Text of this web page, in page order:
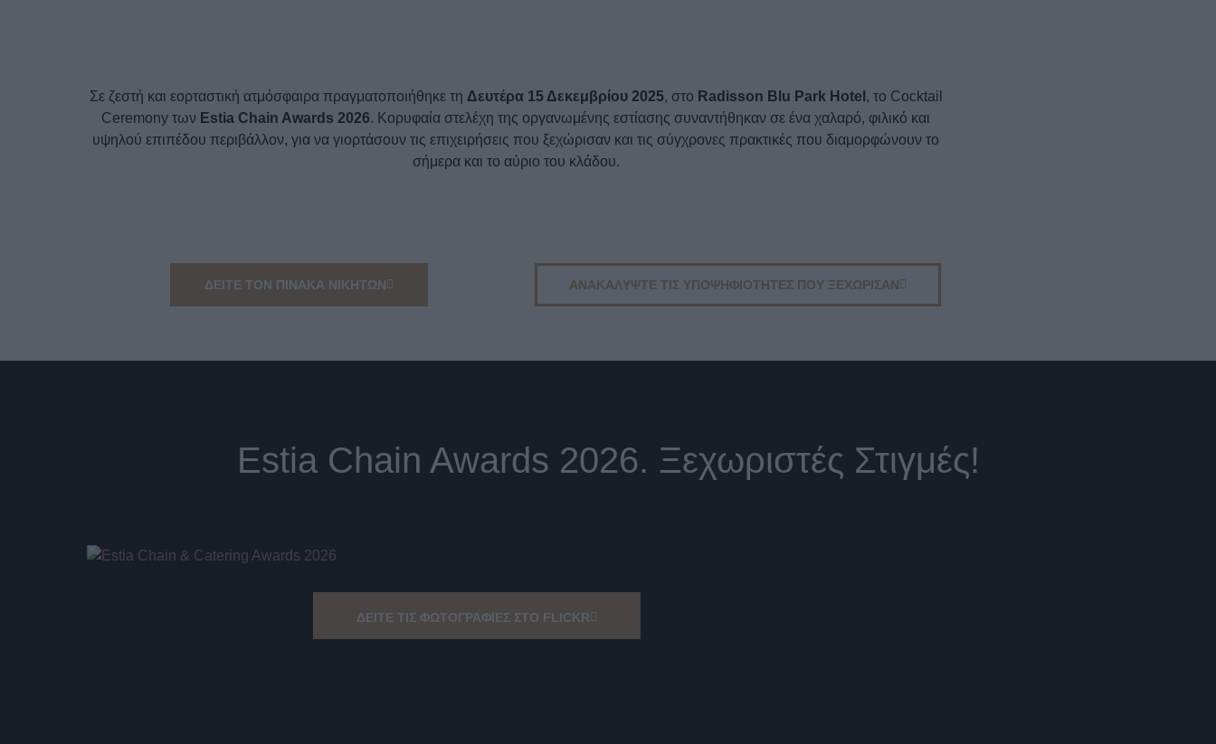
Τις κορυφαiες διακρiσεις απέσπασαν
Σε ζεστή και εορταστική ατμόσφαιρα πραγματοποιήθηκε τη Δευτέρα 15 Δεκεμβρίου 2025, στο Radisson Blu Park Hotel , το Cocktail
Ceremony των Estia Chain Awards 2026. Κορυφαία στελέχη της οργανωμένης εστίασης συναντήθηκαν σε ένα χαλαρό, φιλικό και
υψηλού επιπέδου περιβάλλον, για να γιορτάσουν τις επιχειρήσεις που ξεχώρισαν και τις σύγχρονες πρακτικές που διαμορφώνουν το
σήμερα και το αύριο του κλάδου.
ΔΕΙΤΕ ΤΟΝ ΠΙΝΑΚΑ ΝΙΚΗΤΩΝ ΑΝΑΚΑΛYΨΤΕ ΤΙΣ ΥΠΟΨΗΦΙOΤΗΤΕΣ ΠΟΥ ΞΕΧΩΡΙΣΑΝ
Estia Chain Awards 2026. Ξεχωριστές Στιγμές!
ΔΕΙΤΕ ΤΙΣ ΦΩΤΟΓΡΑΦΙΕΣ ΣΤΟ FLICKR